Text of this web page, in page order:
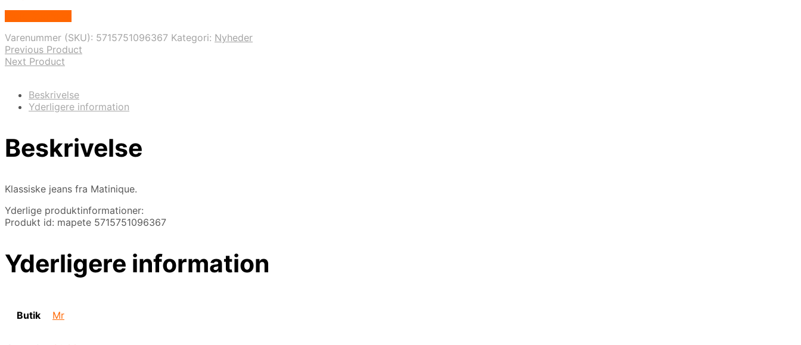
Varenummer (SKU): 5715751096367 Kategori: Nyheder
Previous Product
Next Product
Beskrivelse
Yderligere information
Beskrivelse
Klassiske jeans fra Matinique.
Yderlige produktinformationer:
Produkt id: mapete 5715751096367
Yderligere information
Butik Mr